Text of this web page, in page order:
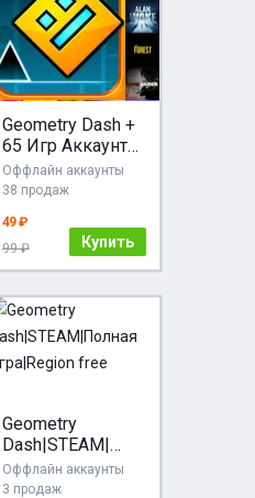
Geometry Dash +
65 Игр Аккаунт
Steam | Оффлайн
+Бонус
Оффлайн аккаунты
38 продаж
49 ₽
99 ₽
Купить
Geometry
Dash|STEAM|
Полная
Игра|Region free
Оффлайн аккаунты
3 продаж